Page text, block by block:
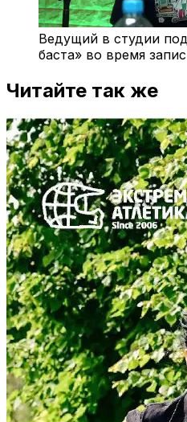
Ведущий в студии
баста» во время
Читайте так же